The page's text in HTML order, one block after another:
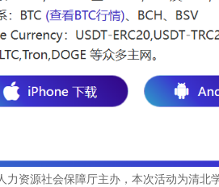
力资源社会保障厅主办，本次活动为清